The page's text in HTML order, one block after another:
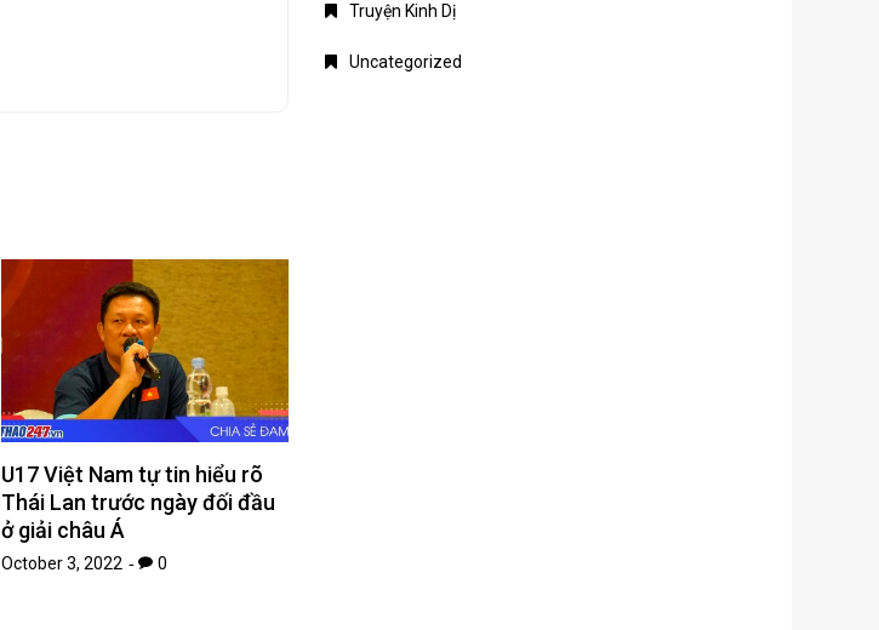
U17 Việt Nam tự tin hiểu rõ
Thái Lan trước ngày đối đầu
ở giải châu Á
October 3, 2022 0
Truyện Kinh Dị
Uncategorized